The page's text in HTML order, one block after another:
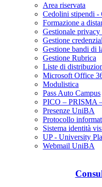
Area riservata
Cedolini stipendi -
Formazione a
Gestionale
Gestione
Gestione bandi di
Gestione Rubrica
Liste di
Microsoft Office
Modulistica
Pass Auto Campus
PICO – PRISMA
Presenze UniBA
Protocollo
Sistema identità
UP - University
Webmail UniBA